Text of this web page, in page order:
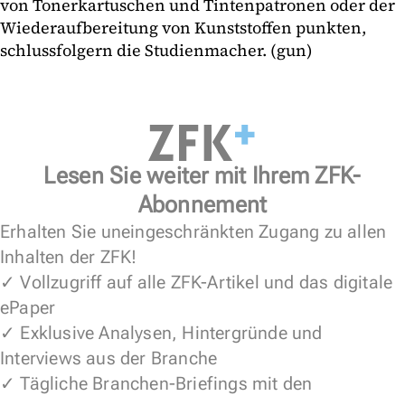
von Tonerkartuschen und Tintenpatronen oder der
Wiederaufbereitung von Kunststoffen punkten,
schlussfolgern die Studienmacher. (gun)
Lesen Sie weiter mit Ihrem ZFK-
Abonnement
Erhalten Sie uneingeschränkten Zugang zu allen
Inhalten der ZFK!
✓ Vollzugriff auf alle ZFK-Artikel und das digitale
ePaper
✓ Exklusive Analysen, Hintergründe und
Interviews aus der Branche
✓ Tägliche Branchen-Briefings mit den